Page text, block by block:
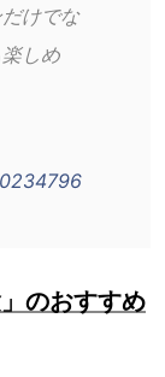
けでな
しめ
のおすすめ